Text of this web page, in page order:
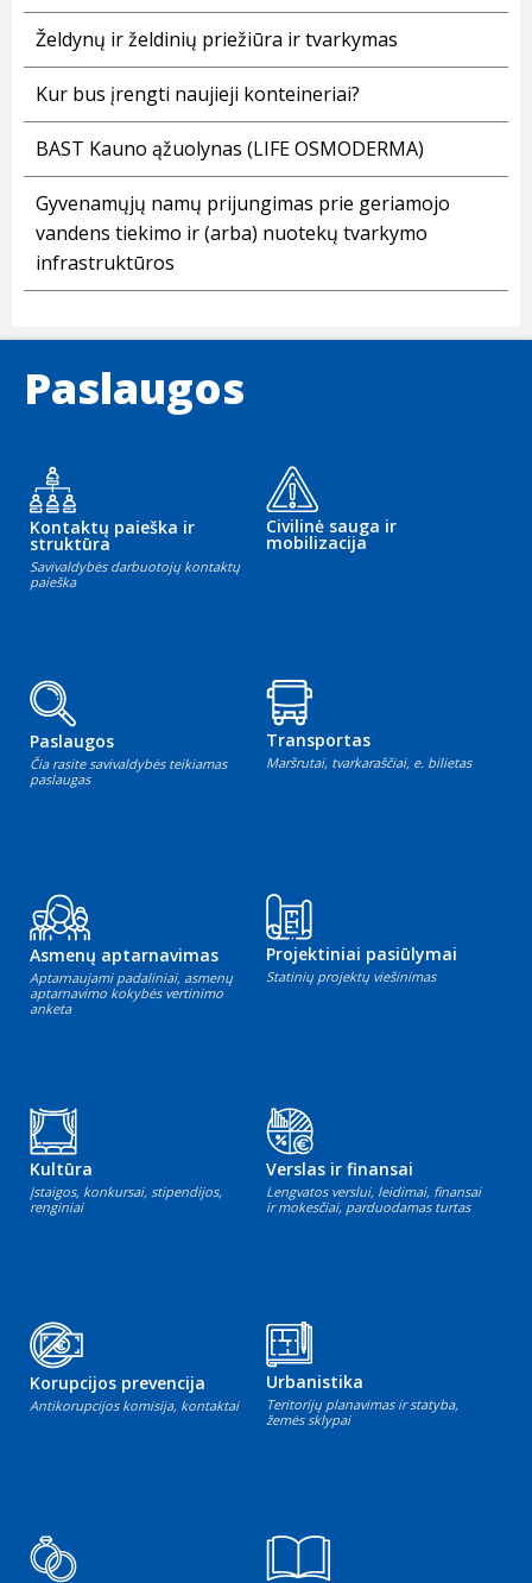
Želdynų ir želdinių priežiūra ir tvarkymas
Kur bus įrengti naujieji konteineriai?
BAST Kauno ąžuolynas (LIFE OSMODERMA)
Gyvenamųjų namų prijungimas prie geriamojo
vandens tiekimo ir (arba) nuotekų tvarkymo
infrastruktūros
Paslaugos
Kontaktų paieška ir
struktūra
Savivaldybės darbuotojų kontaktų
paieška
Civilinė sauga ir
mobilizacija
Paslaugos
Čia rasite savivaldybės teikiamas
paslaugas
Transportas
Maršrutai, tvarkaraščiai, e. bilietas
Asmenų aptarnavimas
Aptarnaujami padaliniai, asmenų
aptarnavimo kokybės vertinimo
anketa
Projektiniai pasiūlymai
Statinių projektų viešinimas
Kultūra
Įstaigos, konkursai, stipendijos,
renginiai
Verslas ir finansai
Lengvatos verslui, leidimai, finansai
ir mokesčiai, parduodamas turtas
Korupcijos prevencija
Antikorupcijos komisija, kontaktai
Urbanistika
Teritorijų planavimas ir statyba,
žemės sklypai